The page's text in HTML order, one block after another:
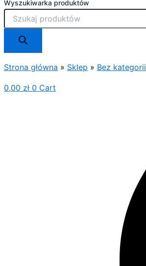
Wyszukiwarka produktów
Strona główna » Sklep » Bez kategorii
0,00 zł 0 Cart